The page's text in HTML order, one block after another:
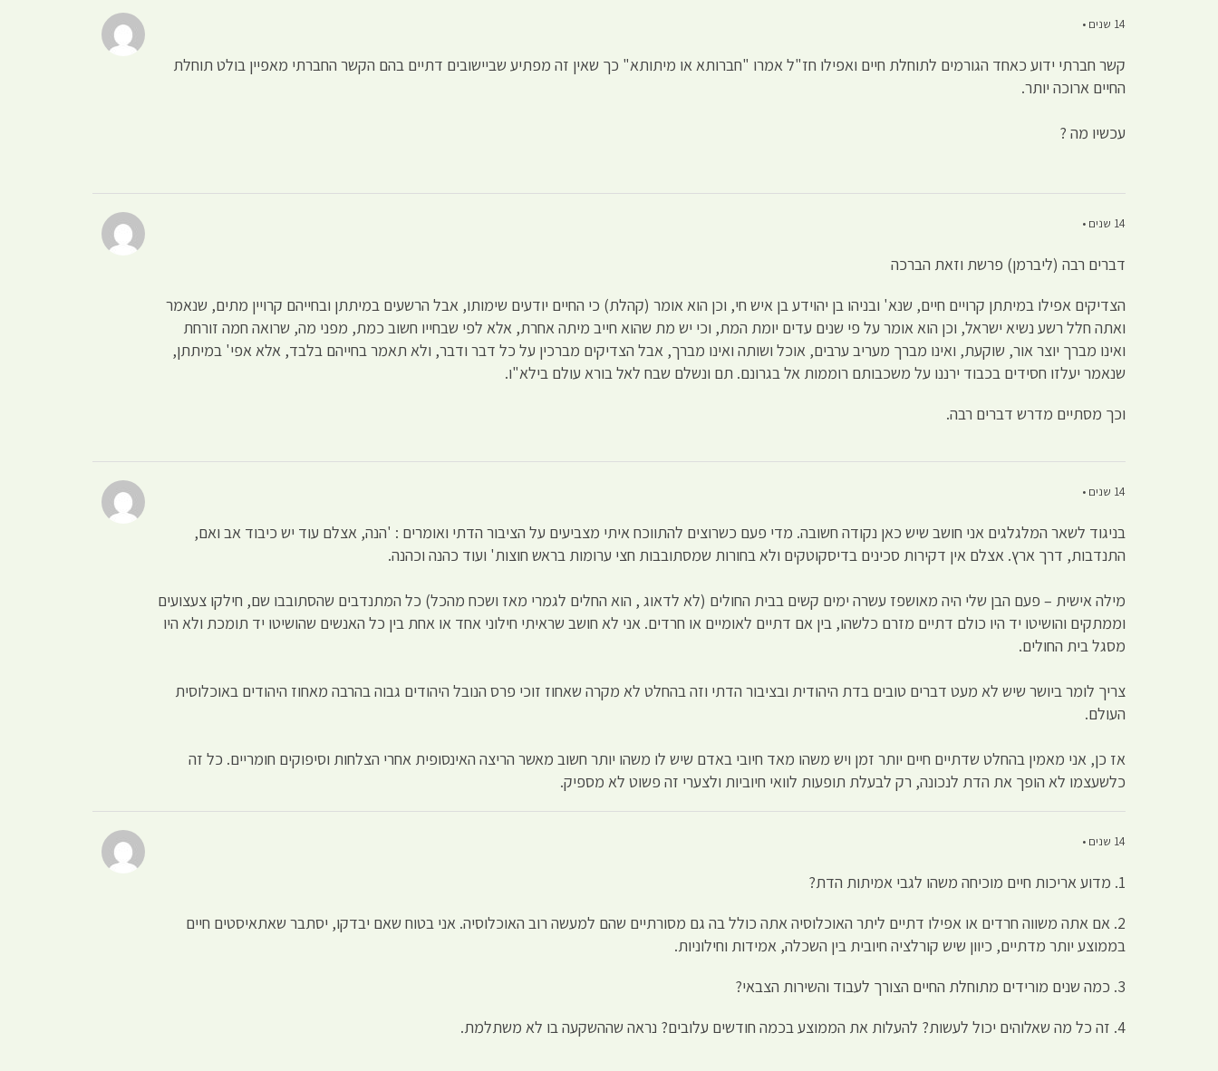
14 שנים •
קשר חברתי ידוע כאחד הגורמים לתוחלת חיים ואפילו חז"ל אמרו "חברותא או מיתותא" כך שאין זה מפתיע שביישובים דתיים בהם הקשר החברתי מאפיין בולט תוחלת
החיים ארוכה יותר.
עכשיו מה ?
14 שנים •
דברים רבה (ליברמן) פרשת וזאת הברכה
הצדיקים אפילו במיתתן קרויים חיים, שנא' ובניהו בן יהוידע בן איש חי, וכן הוא אומר (קהלת) כי החיים יודעים שימותו, אבל הרשעים במיתתן ובחייהם קרויין מתים, שנאמר
ואתה חלל רשע נשיא ישראל, וכן הוא אומר על פי שנים עדים יומת המת, וכי יש מת שהוא חייב מיתה אחרת, אלא לפי שבחייו חשוב כמת, מפני מה, שרואה חמה זורחת
ואינו מברך יוצר אור, שוקעת, ואינו מברך מעריב ערבים, אוכל ושותה ואינו מברך, אבל הצדיקים מברכין על כל דבר ודבר, ולא תאמר בחייהם בלבד, אלא אפי' במיתתן,
שנאמר יעלזו חסידים בכבוד ירננו על משכבותם רוממות אל בגרונם. תם ונשלם שבח לאל בורא עולם בילא"ו.
וכך מסתיים מדרש דברים רבה.
14 שנים •
בניגוד לשאר המלגלגים אני חושב שיש כאן נקודה חשובה. מדי פעם כשרוצים להתווכח איתי מצביעים על הציבור הדתי ואומרים : 'הנה, אצלם עוד יש כיבוד אב ואם,
התנדבות, דרך ארץ. אצלם אין דקירות סכינים בדיסקוטקים ולא בחורות שמסתובבות חצי ערומות בראש חוצות' ועוד כהנה וכהנה.
מילה אישית – פעם הבן שלי היה מאושפז עשרה ימים קשים בבית החולים (לא לדאוג , הוא החלים לגמרי מאז ושכח מהכל) כל המתנדבים שהסתובבו שם, חילקו צעצועים
וממתקים והושיטו יד היו כולם דתיים מזרם כלשהו, בין אם דתיים לאומיים או חרדים. אני לא חושב שראיתי חילוני אחד או אחת בין כל האנשים שהושיטו יד תומכת ולא היו
מסגל בית החולים.
צריך לומר ביושר שיש לא מעט דברים טובים בדת היהודית ובציבור הדתי וזה בהחלט לא מקרה שאחוז זוכי פרס הנובל היהודים גבוה בהרבה מאחוז היהודים באוכלוסית
העולם.
אז כן, אני מאמין בהחלט שדתיים חיים יותר זמן ויש משהו מאד חיובי באדם שיש לו משהו יותר חשוב מאשר הריצה האינסופית אחרי הצלחות וסיפוקים חומריים. כל זה
כלשעצמו לא הופך את הדת לנכונה, רק לבעלת תופעות לוואי חיוביות ולצערי זה פשוט לא מספיק.
14 שנים •
1. מדוע אריכות חיים מוכיחה משהו לגבי אמיתות הדת?
2. אם אתה משווה חרדים או אפילו דתיים ליתר האוכלוסיה אתה כולל בה גם מסורתיים שהם למעשה רוב האוכלוסיה. אני בטוח שאם יבדקו, יסתבר שאתאיסטים חיים
בממוצע יותר מדתיים, כיוון שיש קורלציה חיובית בין השכלה, אמידות וחילוניות.
3. כמה שנים מורידים מתוחלת החיים הצורך לעבוד והשירות הצבאי?
4. זה כל מה שאלוהים יכול לעשות? להעלות את הממוצע בכמה חודשים עלובים? נראה שההשקעה בו לא משתלמת.